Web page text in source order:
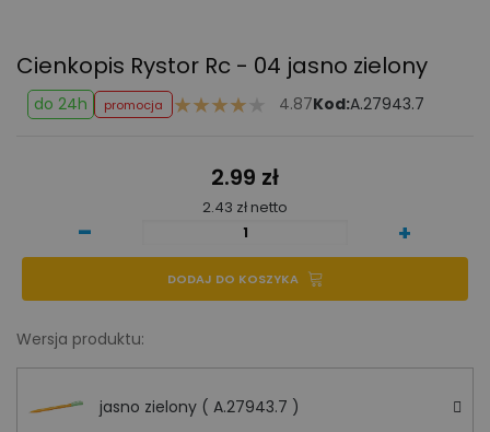
Cienkopis Rystor Rc - 04 jasno zielony
do 24h promocja 4.87Kod:A.27943.7
2.99 zł
2.43 zł netto
- +
DODAJ DO KOSZYKA
Wersja produktu:
jasno zielony ( A.27943.7 )